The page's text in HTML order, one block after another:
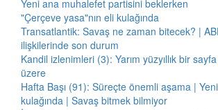
Yeni ana muhalefet partisini beklerken
"Çerçeve yasa"nın eli kulağında
Transatlantik: Savaş ne zaman bitecek? |
ilişkilerinde son durum
Kandil izlenimleri (3): Yarım yüzyıllık bir
üzere
Hafta Başı (91): Süreçte önemli aşama |
kulağında | Savaş bitmek bilmiyor